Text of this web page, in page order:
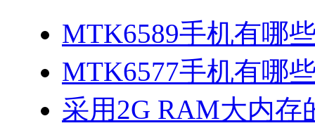
MTK6589手机有哪
MTK6577手机有哪
采用2G RAM大内存